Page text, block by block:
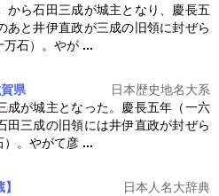
から石田三成が城主となり、慶長五
あと井伊直政が三成の旧領に封ぜら
万石）。やが ...
県
日本歴史地名大系
成が城主となった。慶長五年（一六
田三成の旧領には井伊直政が封ぜら
）。やがて彦 ...
日本人名大辞典